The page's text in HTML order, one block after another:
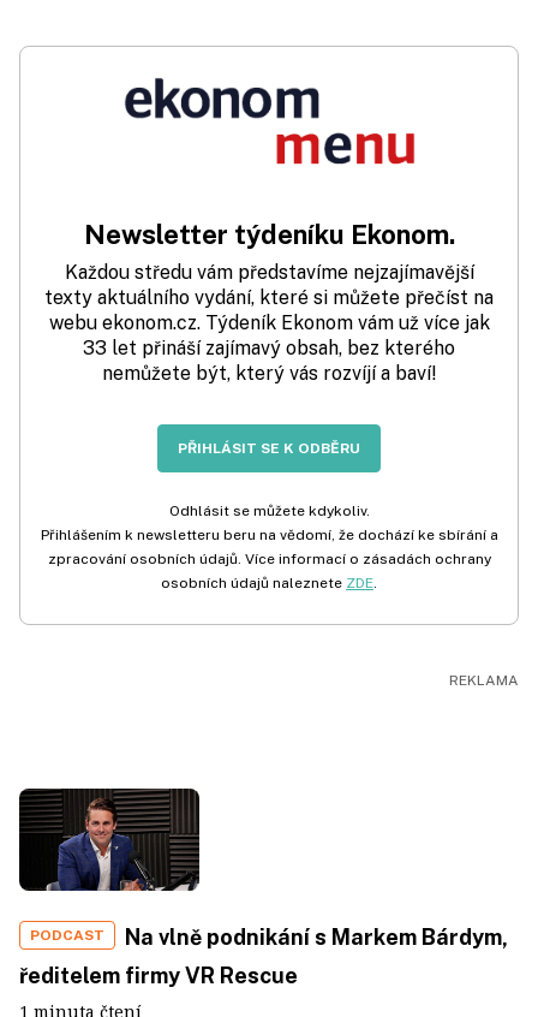
Newsletter týdeníku Ekonom.
Každou středu vám představíme nejzajímavější
texty aktuálního vydání, které si můžete přečíst na
webu ekonom.cz. Týdeník Ekonom vám už více jak
33 let přináší zajímavý obsah, bez kterého
nemůžete být, který vás rozvíjí a baví!
PŘIHLÁSIT SE K ODBĚRU
Odhlásit se můžete kdykoliv.
Přihlášením k newsletteru beru na vědomí, že dochází ke sbírání a
zpracování osobních údajů. Více informací o zásadách ochrany
osobních údajů naleznete ZDE.
PODCAST
Na vlně podnikání s Markem Bárdym,
ředitelem firmy VR Rescue
1 minuta čtení